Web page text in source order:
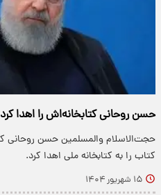
حسن روحانی کتابخانه‌اش را اهدا کرد
کتاب را به کتابخانه ملی اهدا کرد.
۱۵ شهریور ۱۴۰۴